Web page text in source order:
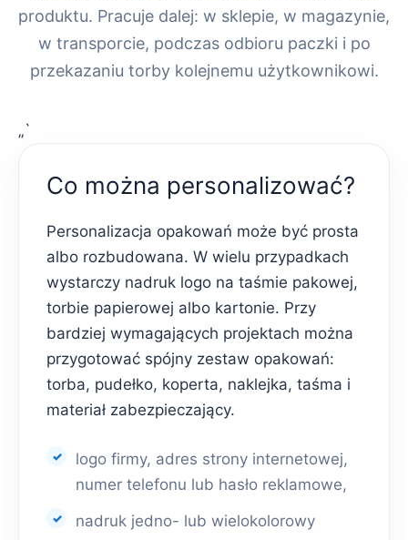
produktu. Pracuje dalej: w sklepie, w magazynie,
w transporcie, podczas odbioru paczki i po
przekazaniu torby kolejnemu użytkownikowi.
„`
Co można personalizować?
Personalizacja opakowań może być prosta
albo rozbudowana. W wielu przypadkach
wystarczy nadruk logo na taśmie pakowej,
torbie papierowej albo kartonie. Przy
bardziej wymagających projektach można
przygotować spójny zestaw opakowań:
torba, pudełko, koperta, naklejka, taśma i
materiał zabezpieczający.
logo firmy, adres strony internetowej,
numer telefonu lub hasło reklamowe,
nadruk jedno- lub wielokolorowy